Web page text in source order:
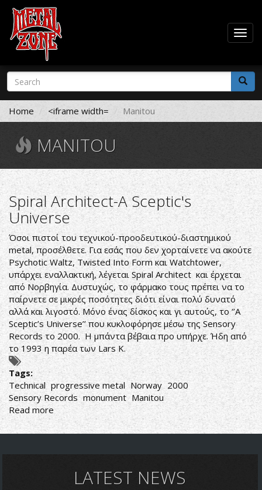
Skip
main
content
Search
form
Search
Home <iframe width= Manitou
MANITOU
Spiral Architect-A Sceptic's
Universe
Όσοι πιστοί του τεχνικού-προοδευτικού-διαστημικού
metal, προσέλθετε. Για εσάς που δεν χορταίνετε να ακούτε
Psychotic Waltz, Twisted Into Form και Watchtower,
υπάρχει εναλλακτική, λέγεται Spiral Architect και έρχεται
από Νορβηγία. Δυστυχώς, το φάρμακο τους πρέπει να το
παίρνετε σε μικρές ποσότητες διότι είναι πολύ δυνατό
αλλά και λιγοστό. Μόνο ένας δίσκος και γι αυτούς, το ‘’A
Sceptic’s Universe’’ που κυκλοφόρησε μέσω της Sensory
Records το 2000. Η μπάντα βέβαια προ υπήρχε. Ήδη από
το 1993 η παρέα των Lars K.
Tags:
Technical progressive metal Norway 2000
Sensory Records monument Manitou
Read moreabout
Spiral
Architect-
UniverseLATEST NEWS